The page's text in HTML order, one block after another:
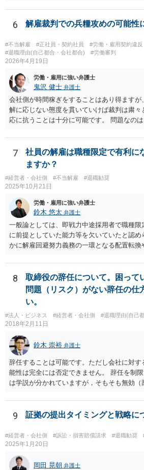
ような命令を下し、それにどの様な逆らい
権利の濫用として解雇が無効とされる恐れ
は判断が難しいと思います。 経営上整理解雇
は事案が異なると思われます。 【ご質問３に
さ」＝能力不足ということにもならない様に
なく解雇ちうことをされたのでしたら、反省
ったと評価されることになろうかと思われま
ですので、一般論的な私見としてお答えしま
さい。
6 解雇裁判での兵糧攻めの可能性
#不当解雇 #正社員・契約社員 #労働・雇用契約違反
#退職理由(自己都合・会社都合)
#労働審判
2026年4月19日
労働・雇用に強い弁護士
鬼沢 健士 弁護士
会社側が時間稼ぎをすることはあり得ますが
解に応じない態度を貫いていけば裁判は粛
応に抗うことは十分に可能です。 問題なの
7
社員の解雇は職種限定で有利に
ますか？
#経営者・会社側 #不当解雇 #退職勧奨
2025年10月21日
労働・雇用に強い弁護士
鈴木 悠太 弁護士
一般論としては、即戦力中途採用者で職種
に前提としていた能力等を欠いていたと認
かに解雇回避努力義務の一環となる配置転
解雇の有効性が認められやすい傾向にあり
場合でも、「会社が当該労働者に対してど
か」との点はやはり重要な要素となり（業務
手段はその一例となるでしょう）、裁判上も
る可能性が高いと思います。 具体的事案で
個別事情によりますので、顧問弁護士の先生
が良いかと思います。
8
取締役の辞任について。困って
問題（リスク）がない辞任の仕
い。
#法人・ビジネス #経営者・会社側 #退職理由(自己
2018年2月11日
鈴木 崇裕 弁護士
辞任することは可能です。ただし会社に対
能性は完全には否定できません。 辞任を制
は学説が分かれていますが，そもそも無効
る可能性があると考える説が有力です。 た
場合でも，会社にとって「不利な時期」に
ます。 健康上の理由は「やむを得ない事由」
って異なります。 子会社の代表取締役が辞
ば，少なくとも法律上は，親会社（子会社に
必要ありません。 なお，子会社の代表取締役
9 証拠の提出タイミングと戦略に
#経営者・会社側 #訴訟・損害賠償請求 #退職勧奨
2025年1月20日
岡田 晃朝 弁護士